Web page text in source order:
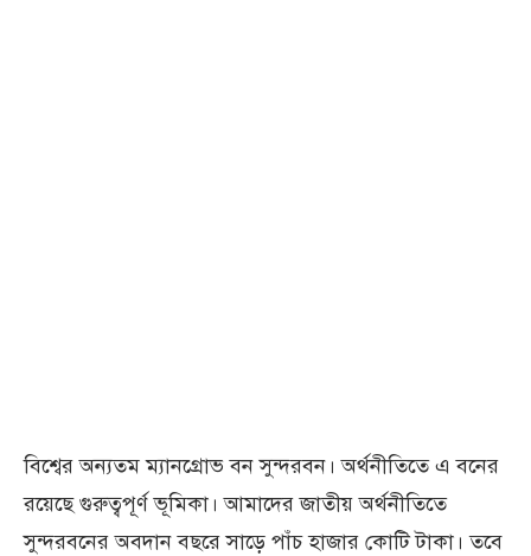
বিশ্বের অন্যতম ম্যানগ্রোভ বন সুন্দরবন। অর্থনীতিতে এ বনের
রয়েছে গুরুত্বপূর্ণ ভূমিকা। আমাদের জাতীয় অর্থনীতিতে
সুন্দরবনের অবদান বছরে সাড়ে পাঁচ হাজার কোটি টাকা। তবে